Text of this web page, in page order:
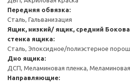
Передняя обвязка:
Сталь, Гальванизация
Ящик, низкий/ ящик, средний
стенка ящика:
Сталь, Эпоксидное/полиэстерное
Дно ящика:
ДСП, Меламиновая пленка,
Направляющие: